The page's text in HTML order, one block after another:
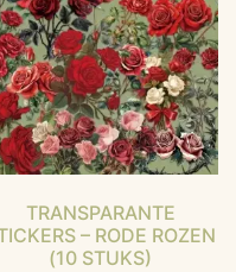
TRANSPARANTE
– RODE ROZEN
(10 STUKS)